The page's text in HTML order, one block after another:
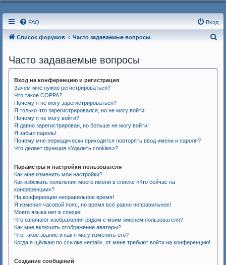
FAQ Вход
Список форумов Часто задаваемые вопросы
Часто задаваемые вопросы
Вход на конференцию и регистрация
Зачем мне нужно регистрироваться?
Что такое COPPA?
Почему я не могу зарегистрироваться?
Я только что зарегистрировался, но не могу войти!
Почему я не могу войти?
Я давно зарегистрирован, но больше не могу войти!
Я забыл пароль!
Почему мне периодически приходится повторять ввод имени и пароля?
Что делает функция «Удалить cookies»?
Параметры и настройки пользователя
Как мне изменить мои настройки?
Как избежать появления моего имени в списке «Кто сейчас на
конференции»?
На конференции неправильное время!
Я изменил часовой пояс, но время всё равно неправильное!
Моего языка нет в списке!
Что означают изображения рядом с моим именем пользователя?
Как мне включить отображение аватары?
Что такое звание и как я могу изменить его?
Когда я щёлкаю по ссылке «email», от меня требуют войти на конференцию!
Создание сообщений